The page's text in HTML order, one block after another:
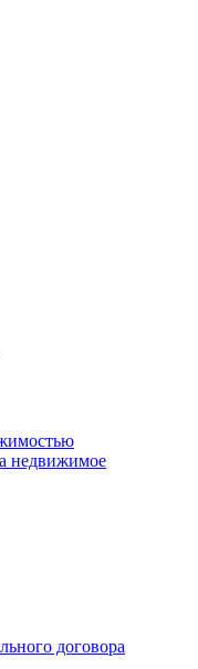
недвижимое
договора